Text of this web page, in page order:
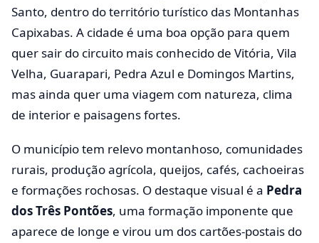
Santo, dentro do território turístico das Montanhas
Capixabas. A cidade é uma boa opção para quem
quer sair do circuito mais conhecido de Vitória, Vila
Velha, Guarapari, Pedra Azul e Domingos Martins,
mas ainda quer uma viagem com natureza, clima
de interior e paisagens fortes.
O município tem relevo montanhoso, comunidades
rurais, produção agrícola, queijos, cafés, cachoeiras
e formações rochosas. O destaque visual é a Pedra
dos Três Pontões, uma formação imponente que
aparece de longe e virou um dos cartões-postais do